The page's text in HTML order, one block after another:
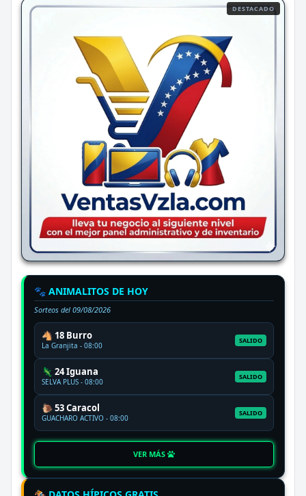
DESTACADO
🐾 ANIMALITOS DE HOY
Sorteos del 09/08/2026
🐴 18 Burro
La Granjita - 08:00
SALIDO
🦎 24 Iguana
SELVA PLUS - 08:00
SALIDO
🐌 53 Caracol
GUACHARO ACTIVO - 08:00
SALIDO
VER MÁS